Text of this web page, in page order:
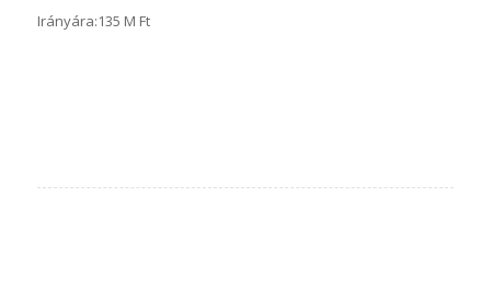
Irányára:135 M Ft